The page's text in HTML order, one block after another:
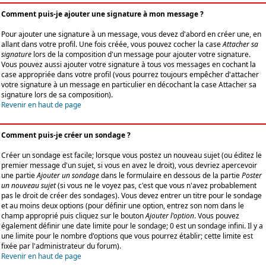
Comment puis-je ajouter une signature à mon message ?
Pour ajouter une signature à un message, vous devez d'abord en créer une, en
allant dans votre profil. Une fois créée, vous pouvez cocher la caseAttacher sa
signature lors de la composition d'un message pour ajouter votre signature.
Vous pouvez aussi ajouter votre signature à tous vos messages en cochant la
case appropriée dans votre profil (vous pourrez toujours empêcher d'attacher
votre signature à un message en particulier en décochant la case Attacher sa
signature lors de sa composition).
Revenir en haut de page
Comment puis-je créer un sondage ?
Créer un sondage est facile; lorsque vous postez un nouveau sujet (ou éditez le
premier message d'un sujet, si vous en avez le droit), vous devriez apercevoir
une partieAjouter un sondagedans le formulaire en dessous de la partiePoster
un nouveau sujet(si vous ne le voyez pas, c'est que vous n'avez probablement
pas le droit de créer des sondages). Vous devez entrer un titre pour le sondage
et au moins deux options (pour définir une option, entrez son nom dans le
champ approprié puis cliquez sur le boutonAjouter l'option. Vous pouvez
également définir une date limite pour le sondage; 0 est un sondage infini. Il y a
une limite pour le nombre d'options que vous pourrez établir; cette limite est
fixée par l'administrateur du forum).
Revenir en haut de page